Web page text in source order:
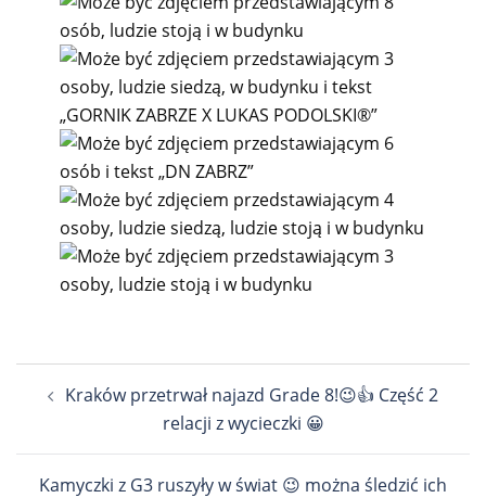
wpisuKraków przetrwał najazd Grade 8!😉👍 Część 2
relacji z wycieczki 😀
Kamyczki z G3 ruszyły w świat 😉 można śledzić ich